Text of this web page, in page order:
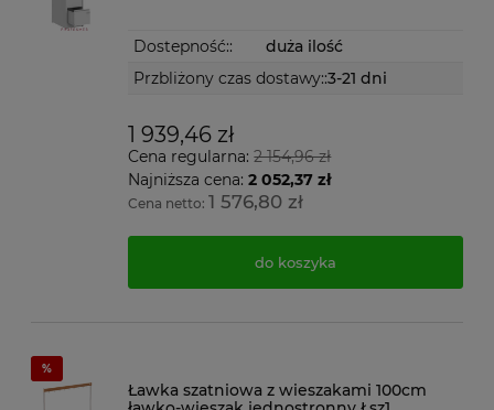
Dostepność::
duża ilość
Przbliżony czas dostawy::3-21 dni
1 939,46 zł
Cena regularna:2 154,96 zł
Najniższa cena:2 052,37 zł
Cena netto: 1 576,80 zł
do koszyka
Ławka szatniowa z wieszakami 100cm